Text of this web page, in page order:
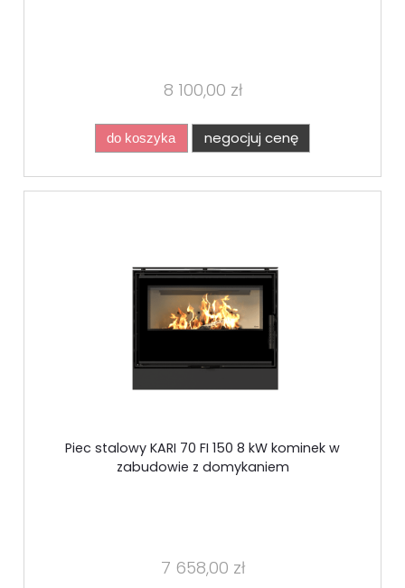
8 100,00 zł
do koszyka negocjuj cenę
Piec stalowy KARI 70 FI 150 8 kW kominek w
zabudowie z domykaniem
7 658,00 zł